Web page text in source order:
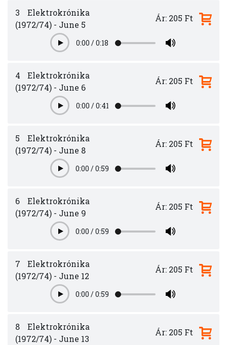
3
Elektrokrónika
(1972/74) - June 5
Play0:00 /0:18
Ár: 205 Ft
4
Elektrokrónika
(1972/74) - June 6
Play0:00 /0:41
Ár: 205 Ft
5
Elektrokrónika
(1972/74) - June 8
Play0:00 /0:59
Ár: 205 Ft
6
Elektrokrónika
(1972/74) - June 9
Play0:00 /0:59
Ár: 205 Ft
7
Elektrokrónika
(1972/74) - June 12
Play0:00 /0:59
Ár: 205 Ft
8
Elektrokrónika
(1972/74) - June 13
Ár: 205 Ft